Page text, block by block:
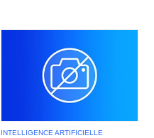
INTELLIGENCE ARTIFICIELLE